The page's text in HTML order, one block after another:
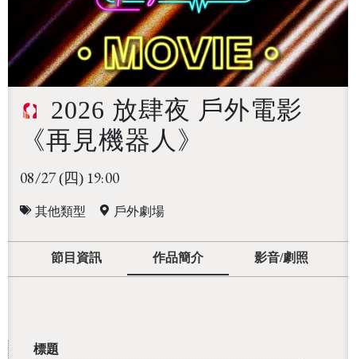
2026 放肆夜 戶外電影
《再見機器人》
08/27(四) 19:00
其他類型 戶外劇場
節目資訊 作品簡介 影音/劇照
標題